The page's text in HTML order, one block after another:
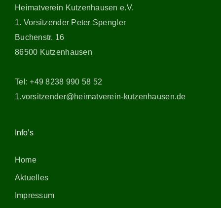
Heimatverein Kutzenhausen e.V.
1. Vorsitzender Peter Spengler
Buchenstr. 16
86500 Kutzenhausen
Tel: +49 8238 990 58 52
1.vorsitzender@heimatverein-kutzenhausen.de
Info’s
Home
Aktuelles
Impressum